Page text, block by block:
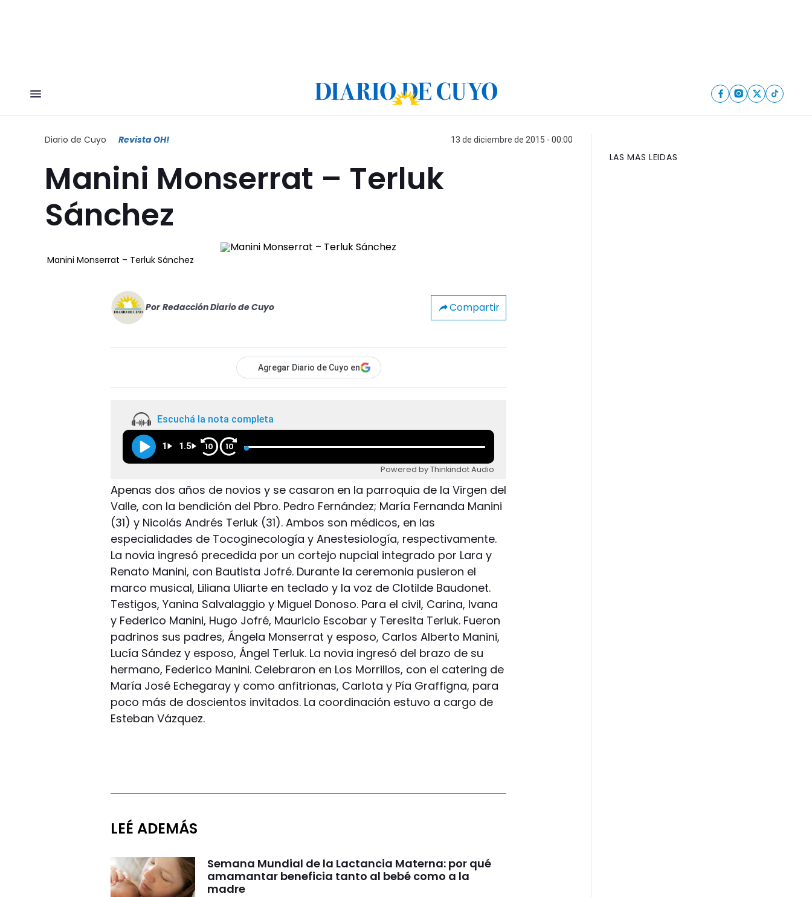
Diario de Cuyo Revista OH! 13 de diciembre de 2015 - 00:00
Manini Monserrat – Terluk
Sánchez
Manini Monserrat – Terluk Sánchez
Por Redacción Diario de Cuyo Compartir
Agregar Diario de Cuyo en
Escuchá la nota completa
1 1.5 10 10
Powered by Thinkindot Audio
Apenas dos años de novios y se casaron en la parroquia de la Virgen del
Valle, con la bendición del Pbro. Pedro Fernández; María Fernanda Manini
(31) y Nicolás Andrés Terluk (31). Ambos son médicos, en las
especialidades de Tocoginecología y Anestesiología, respectivamente.
La novia ingresó precedida por un cortejo nupcial integrado por Lara y
Renato Manini, con Bautista Jofré. Durante la ceremonia pusieron el
marco musical, Liliana Uliarte en teclado y la voz de Clotilde Baudonet.
Testigos, Yanina Salvalaggio y Miguel Donoso. Para el civil, Carina, Ivana
y Federico Manini, Hugo Jofré, Mauricio Escobar y Teresita Terluk. Fueron
padrinos sus padres, Ángela Monserrat y esposo, Carlos Alberto Manini,
Lucía Sández y esposo, Ángel Terluk. La novia ingresó del brazo de su
hermano, Federico Manini. Celebraron en Los Morrillos, con el catering de
María José Echegaray y como anfitrionas, Carlota y Pía Graffigna, para
poco más de doscientos invitados. La coordinación estuvo a cargo de
Esteban Vázquez.
LEÉ ADEMÁS
Semana Mundial de la Lactancia Materna: por qué
amamantar beneficia tanto al bebé como a la
madre
LAS MAS LEIDAS